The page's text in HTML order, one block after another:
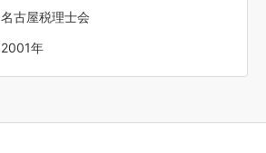
名古屋税理士会
2001年